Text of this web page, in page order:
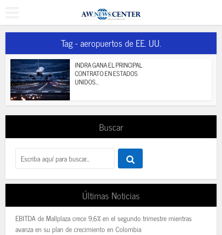
Tag - aeropuertos de EE. UU.
INDRA GANA EL PRINCIPAL
CONTRATO EN ESTADOS
UNIDOS...
Buscar
Últimas Noticias
EBITDA de Mallplaza crece 9,6% en el segundo trimestre mientras
avanza en su plan de crecimiento en Colombia